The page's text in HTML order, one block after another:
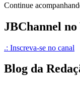
Continue
JBChannel no
.: Inscreva-se no canal
Blog da